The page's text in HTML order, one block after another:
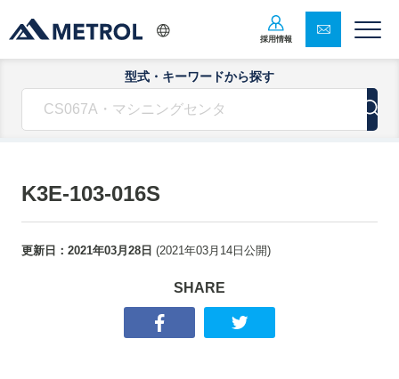
採用情報
型式・キーワードから探す
K3E-103-016S
更新日： 2021年03月28日 (2021年03月14日 公開)
SHARE